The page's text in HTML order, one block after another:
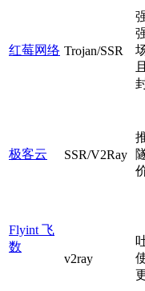
红莓网络 Trojan/SSR
极客云 SSR/V2Ray
Flyint 飞
数
v2ray